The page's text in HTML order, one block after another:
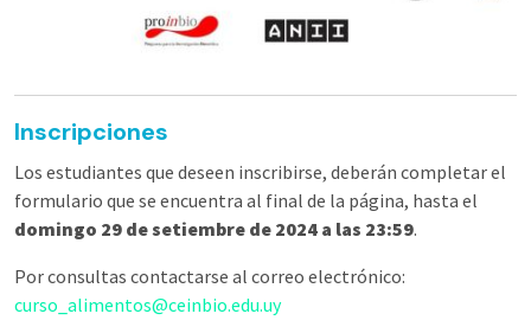
Inscripciones
Los estudiantes que deseen inscribirse, deberán completar el
formulario que se encuentra al final de la página, hasta el
domingo 29 de setiembre de 2024 a las 23:59.
Por consultas contactarse al correo electrónico:
curso_alimentos@ceinbio.edu.uy